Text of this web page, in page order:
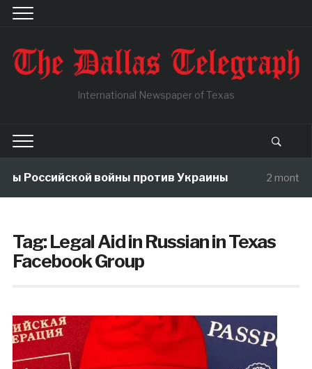
International Newspaper of Texas
Российской войны против Украины 2 months
Tag:Legal Aid in Russian in Texas
Facebook Group